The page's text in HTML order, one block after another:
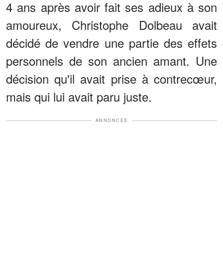
4 ans après avoir fait ses adieux à son
amoureux, Christophe Dolbeau avait
décidé de vendre une partie des effets
personnels de son ancien amant. Une
décision qu'il avait prise à contrecœur,
mais qui lui avait paru juste.
ANNONCES